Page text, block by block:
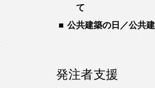
て
公共建築の日／公共
発注者支援